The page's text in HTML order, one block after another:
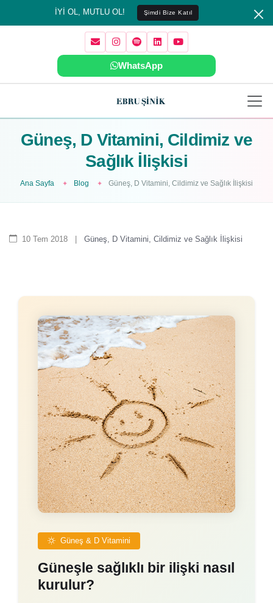
İYİ OL, MUTLU OL! Şimdi Bize Katıl
WhatsApp
Güneş, D Vitamini, Cildimiz ve
Sağlık İlişkisi
Ana Sayfa Blog Güneş, D Vitamini, Cildimiz ve Sağlık İlişkisi
10 Tem 2018 Güneş, D Vitamini, Cildimiz ve Sağlık İlişkisi
Güneş & D Vitamini
Güneşle sağlıklı bir ilişki nasıl
kurulur?